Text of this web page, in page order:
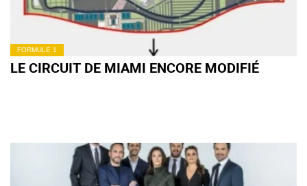
FORMULE 1
LE CIRCUIT DE MIAMI ENCORE MODIFIÉ